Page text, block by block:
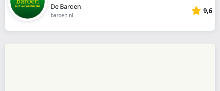
De Baroen
baroen.nl 9,6